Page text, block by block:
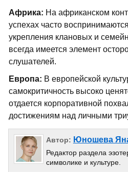
Африка: На африканском
успехах часто
укрепления клановых и
всегда имеется элемент
слушателей.
Европа: В европейской
самокритичность высоко
отдается корпоративной
достижениям над личными
Автор: Юношева
Редактор раздела
символике и культуре.